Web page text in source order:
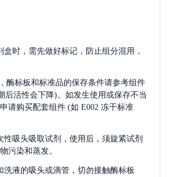
盒时，需先做好标记，防止组分混用，
酶标板和标准品的保存条件请参考组件
后活性会下降)。如发生使用或保存不当
请购买配套组件 (如 E002 冻干标准
性吸头吸取试剂，使用后，须旋紧试剂
污染和蒸发。
洗液的吸头或滴管，切勿接触酶标板